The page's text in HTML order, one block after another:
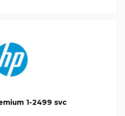
1-2499 svc